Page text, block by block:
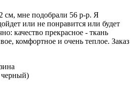
см, мне подобрали 56 р-р. Я
или не понравится или будет
качество прекрасное - ткань
комфортное и очень теплое. Заказ
черный)